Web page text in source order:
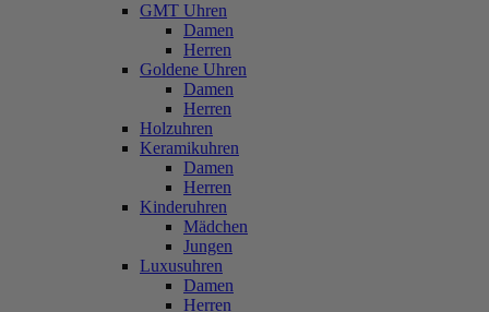
GMT Uhren
Damen
Herren
Goldene Uhren
Damen
Herren
Holzuhren
Keramikuhren
Damen
Herren
Kinderuhren
Mädchen
Jungen
Luxusuhren
Damen
Herren